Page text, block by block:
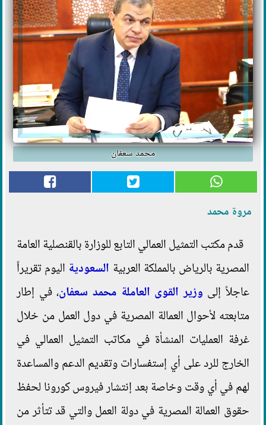
محمد سعفان
مروة محمد
قدم مكتب التمثيل العمالي التابع للوزارة بالقنصلية العامة
المصرية بالرياض بالمملكة العربية السعودية اليوم تقريراً
عاجلاً إلى وزير القوى العاملة محمد سعفان، في إطار
متابعته لأحوال العمالة المصرية في دول العمل من خلال
غرفة العمليات المنشأة في مكاتب التمثيل العمالي في
الخارج للرد على أي إستفسارات وتقديم الدعم والمساعدة
لهم في أي وقت وخاصة بعد إنتشار فيروس كورونا لحفظ
حقوق العمالة المصرية في دولة العمل والتي قد تتأثر من